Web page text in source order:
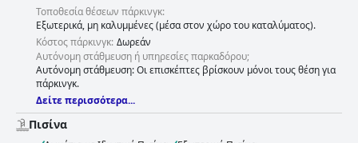
Τοποθεσία θέσεων πάρκινγκ:
Εξωτερικά, μη καλυμμένες (μέσα στον χώρο του καταλύματος).
Κόστος πάρκινγκ: Δωρεάν
Αυτόνομη στάθμευση ή υπηρεσίες παρκαδόρου;
Αυτόνομη στάθμευση: Οι επισκέπτες βρίσκουν μόνοι τους θέση για
πάρκινγκ.
Δείτε περισσότερα...
Πισίνα